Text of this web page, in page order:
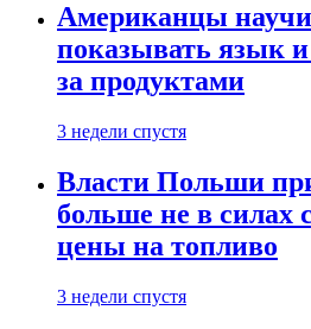
Американцы
показывать язык и
за продуктами
3 недели спустя
Власти Польши
больше не в силах
цены на топливо
3 недели спустя